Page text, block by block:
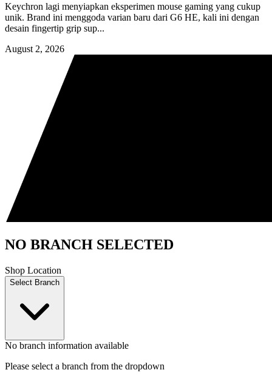
Keychron lagi menyiapkan eksperimen mouse gaming yang cukup
unik. Brand ini menggoda varian baru dari G6 HE, kali ini dengan
desain fingertip grip sup...
August 2, 2026
NO BRANCH SELECTED
Shop Location
Select Branch
No branch information available
Please select a branch from the dropdown